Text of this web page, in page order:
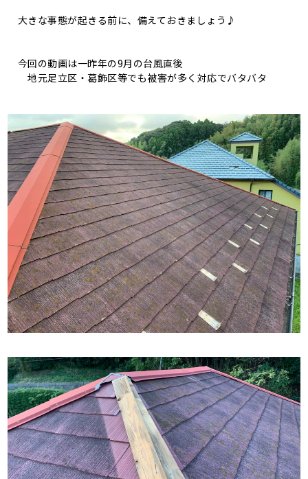
大きな事態が起きる前に、備えておきましょう♪
今回の動画は一昨年の9月の台風直後
地元足立区・葛飾区等でも被害が多く対応でバタバタ